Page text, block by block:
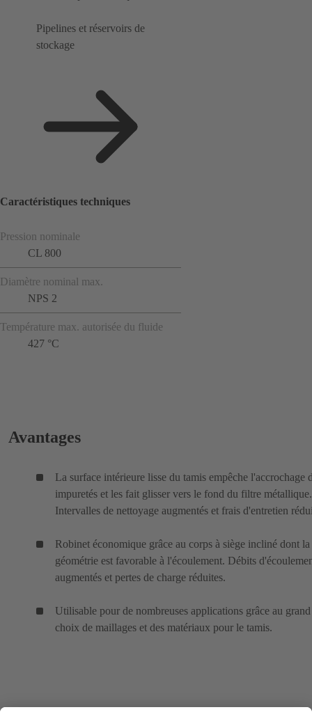
Pipelines et réservoirs de
stockage
Caractéristiques techniques
Pression nominale
CL 800
Diamètre nominal max.
NPS 2
Température max. autorisée du fluide
427 °C
Avantages
La surface intérieure lisse du tamis empêche l'accrochage
impuretés et les fait glisser vers le fond du filtre métallique.
Intervalles de nettoyage augmentés et frais d'entretien
Robinet économique grâce au corps à siège incliné dont la
géométrie est favorable à l'écoulement. Débits
augmentés et pertes de charge réduites.
Utilisable pour de nombreuses applications grâce au grand
choix de maillages et des matériaux pour le tamis.